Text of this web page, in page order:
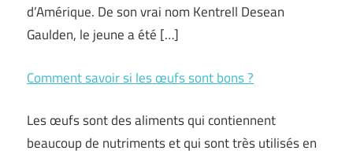
d’Amérique. De son vrai nom Kentrell Desean
Gaulden, le jeune a été […]
Comment savoir si les œufs sont bons ?
Les œufs sont des aliments qui contiennent
beaucoup de nutriments et qui sont très utilisés en